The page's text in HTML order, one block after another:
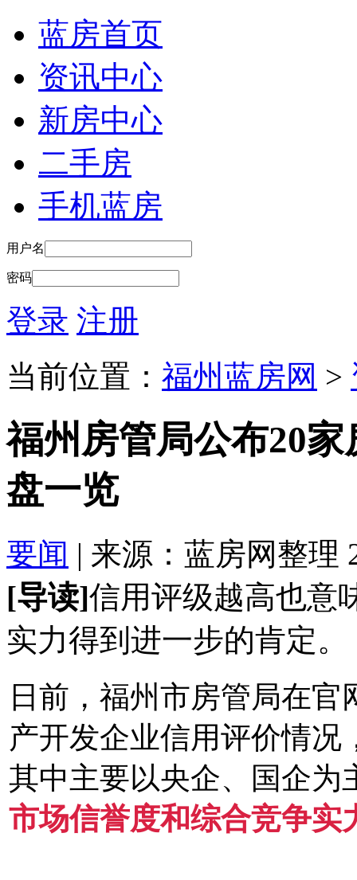
蓝房首页
资讯中心
新房中心
二手房
手机蓝房
用户名
密码
登录 注册
当前位置： 福州蓝房网 >
福州房管局公布20
盘一览
要闻 | 来源：蓝房网整理
[导读]信用评级越高也意
实力得到进一步的肯定。
日前，福州市房管局在
产开发企业信用评价情况
其中主要以央企、国企为
市场信誉度和综合竞争实